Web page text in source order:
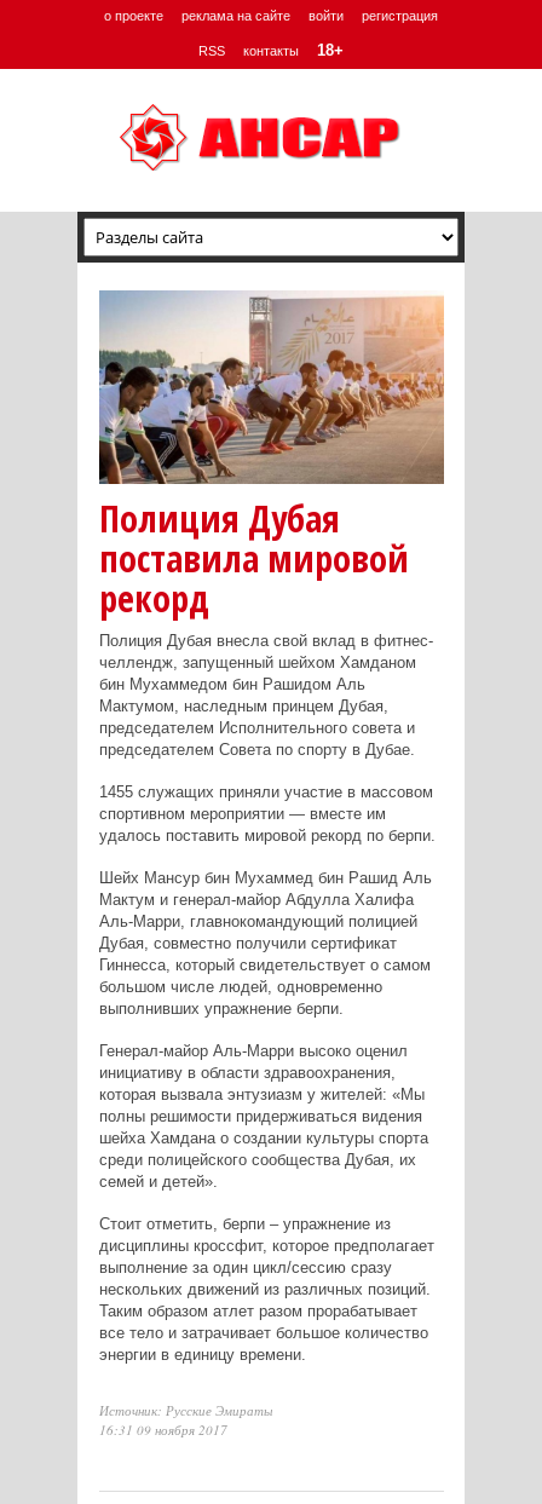
о проекте реклама на сайте войти регистрация
RSS контакты 18+
Полиция Дубая
поставила мировой
рекорд
Полиция Дубая внесла свой вклад в фитнес-
челлендж, запущенный шейхом Хамданом
бин Мухаммедом бин Рашидом Аль
Мактумом, наследным принцем Дубая,
председателем Исполнительного совета и
председателем Совета по спорту в Дубае.
1455 служащих приняли участие в массовом
спортивном мероприятии — вместе им
удалось поставить мировой рекорд по берпи.
Шейх Мансур бин Мухаммед бин Рашид Аль
Мактум и генерал-майор Абдулла Халифа
Аль-Марри, главнокомандующий полицией
Дубая, совместно получили сертификат
Гиннесса, который свидетельствует о самом
большом числе людей, одновременно
выполнивших упражнение берпи.
Генерал-майор Аль-Марри высоко оценил
инициативу в области здравоохранения,
которая вызвала энтузиазм у жителей: «Мы
полны решимости придерживаться видения
шейха Хамдана о создании культуры спорта
среди полицейского сообщества Дубая, их
семей и детей».
Стоит отметить, берпи – упражнение из
дисциплины кроссфит, которое предполагает
выполнение за один цикл/сессию сразу
нескольких движений из различных позиций.
Таким образом атлет разом прорабатывает
все тело и затрачивает большое количество
энергии в единицу времени.
Источник: Русские Эмираты
16:31 09 ноября 2017